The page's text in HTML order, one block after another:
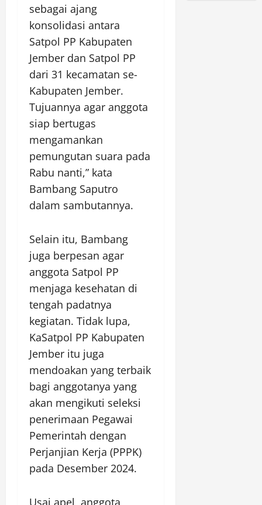
sebagai ajang
konsolidasi antara
Satpol PP Kabupaten
Jember dan Satpol PP
dari 31 kecamatan se-
Kabupaten Jember.
Tujuannya agar anggota
siap bertugas
mengamankan
pemungutan suara pada
Rabu nanti,” kata
Bambang Saputro
dalam sambutannya.
Selain itu, Bambang
juga berpesan agar
anggota Satpol PP
menjaga kesehatan di
tengah padatnya
kegiatan. Tidak lupa,
KaSatpol PP Kabupaten
Jember itu juga
mendoakan yang terbaik
bagi anggotanya yang
akan mengikuti seleksi
penerimaan Pegawai
Pemerintah dengan
Perjanjian Kerja (PPPK)
pada Desember 2024.
Usai apel, anggota